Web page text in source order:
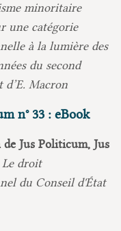
minoritaire
une catégorie
à la lumière des
du second
d’E. Macron
n° 33 : eBook
Jus Politicum, Jus
Le droit
du Conseil d'État